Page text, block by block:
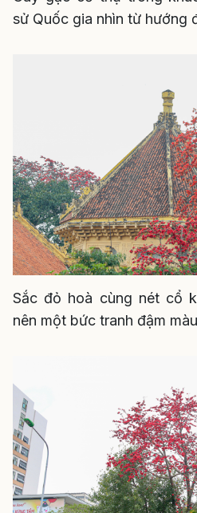
sử Quốc gia nhìn từ hướng
Sắc đỏ hoà cùng nét cổ
nên một bức tranh đậm